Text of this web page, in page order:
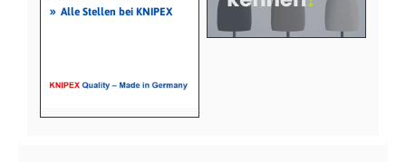
» Alle Stellen bei KNIPEX